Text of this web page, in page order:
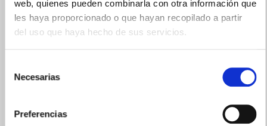
web, quienes pueden combinarla con otra información que
les haya proporcionado o que hayan recopilado a partir
del uso que haya hecho de sus servicios.
Necesarias
Preferencias
4.20€